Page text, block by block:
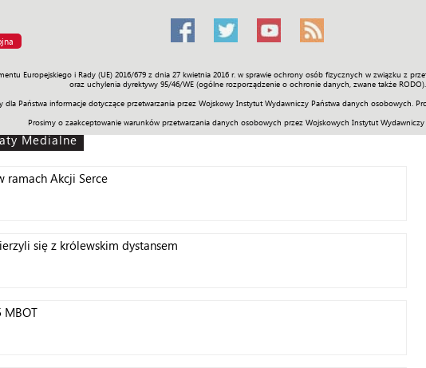
Europejskiego i Rady (UE) 2016/679 z dnia 27 kwietnia 2016 r. w sprawie ochrony osób fizycznych w związku z
oraz uchylenia dyrektywy 95/46/WE (ogólne rozporządzenie o ochronie danych, zwane także RODO).
Państwa informacje dotyczące przetwarzania przez Wojskowy Instytut Wydawniczy Państwa danych osobowych.
Prosimy o zaakceptowanie warunków przetwarzania danych osobowych przez Wojskowych Instytut Wydawniczy
Prawo Świat Społeczność Sport Historia Galerie Wideo
Medialne
ramach Akcji Serce
się z królewskim dystansem
MBOT